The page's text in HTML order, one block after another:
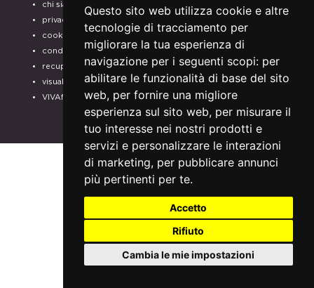
Questo sito web utilizza cookie e altre
tecnologie di tracciamento per
migliorare la tua esperienza di
navigazione per i seguenti scopi: per
abilitare le funzionalità di base del sito
web, per fornire una migliore
esperienza sul sito web, per misurare il
tuo interesse nei nostri prodotti e
servizi e personalizzare le interazioni
di marketing, per pubblicare annunci
più pertinenti per te.
Accetto
Rifiuto
Cambia le mie impostazioni
chi siamo
privacy
cookie
condizioni generali
recupero prenotazioni
visualizza ricevuta
VIVAforVoucher
modalità di pagamento
assistenza
odr
fatturazione elettronica
SCEGLI GLI SPETTACOLI
PER IL TUO
ABBONAMENTO